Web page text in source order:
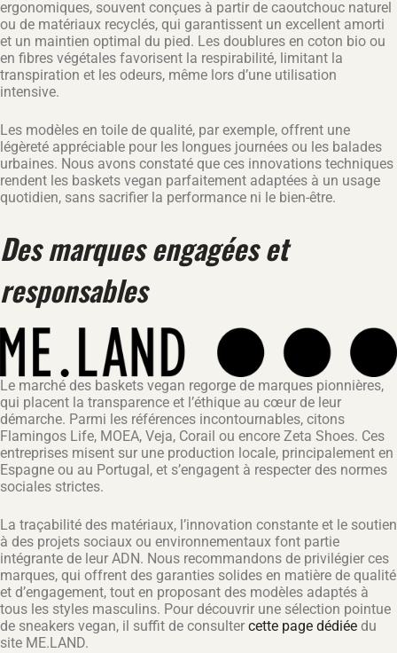
ergonomiques, souvent conçues à partir de caoutchouc naturel
ou de matériaux recyclés, qui garantissent un excellent amorti
et un maintien optimal du pied. Les doublures en coton bio ou
en fibres végétales favorisent la respirabilité, limitant la
transpiration et les odeurs, même lors d’une utilisation
intensive.
Les modèles en toile de qualité, par exemple, offrent une
légèreté appréciable pour les longues journées ou les balades
urbaines. Nous avons constaté que ces innovations techniques
rendent les baskets vegan parfaitement adaptées à un usage
quotidien, sans sacrifier la performance ni le bien-être.
Des marques engagées et
responsables
Le marché des baskets vegan regorge de marques pionnières,
qui placent la transparence et l’éthique au cœur de leur
démarche. Parmi les références incontournables, citons
Flamingos Life, MOEA, Veja, Corail ou encore Zeta Shoes. Ces
entreprises misent sur une production locale, principalement en
Espagne ou au Portugal, et s’engagent à respecter des normes
sociales strictes.
La traçabilité des matériaux, l’innovation constante et le soutien
à des projets sociaux ou environnementaux font partie
intégrante de leur ADN. Nous recommandons de privilégier ces
marques, qui offrent des garanties solides en matière de qualité
et d’engagement, tout en proposant des modèles adaptés à
tous les styles masculins. Pour découvrir une sélection pointue
de sneakers vegan, il suffit de consulter cette page dédiée du
site ME.LAND.